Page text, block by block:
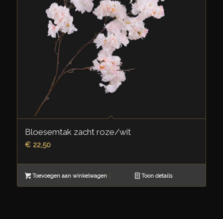
Bloesemtak zacht roze/wit
€22,50
Toevoegen aan winkelwagen Toon details